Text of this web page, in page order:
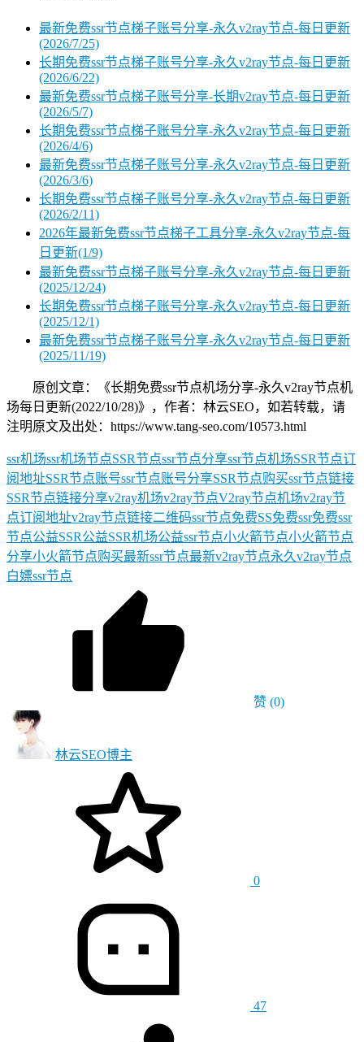
最新免费ssr节点梯子账号分享-永久v2ray节点-每日更新
(2026/7/25)
长期免费ssr节点梯子账号分享-永久v2ray节点-每日更新
(2026/6/22)
最新免费ssr节点梯子账号分享-长期v2ray节点-每日更新
(2026/5/7)
长期免费ssr节点梯子账号分享-永久v2ray节点-每日更新
(2026/4/6)
最新免费ssr节点梯子账号分享-永久v2ray节点-每日更新
(2026/3/6)
长期免费ssr节点梯子账号分享-永久v2ray节点-每日更新
(2026/2/11)
2026年最新免费ssr节点梯子工具分享-永久v2ray节点-每
日更新(1/9)
最新免费ssr节点梯子账号分享-永久v2ray节点-每日更新
(2025/12/24)
长期免费ssr节点梯子账号分享-永久v2ray节点-每日更新
(2025/12/1)
最新免费ssr节点梯子账号分享-永久v2ray节点-每日更新
(2025/11/19)
原创文章：《长期免费ssr节点机场分享-永久v2ray节点机
场每日更新(2022/10/28)》，作者：林云SEO，如若转载，请
注明原文及出处：https://www.tang-seo.com/10573.html
ssr机场ssr机场节点SSR节点ssr节点分享ssr节点机场SSR节点订
阅地址SSR节点账号ssr节点账号分享SSR节点购买ssr节点链接
SSR节点链接分享v2ray机场v2ray节点V2ray节点机场v2ray节
点订阅地址v2ray节点链接二维码ssr节点免费SS免费ssr免费ssr
节点公益SSR公益SSR机场公益ssr节点小火箭节点小火箭节点
分享小火箭节点购买最新ssr节点最新v2ray节点永久v2ray节点
白嫖ssr节点
赞 (0)
林云SEO博主
0
47